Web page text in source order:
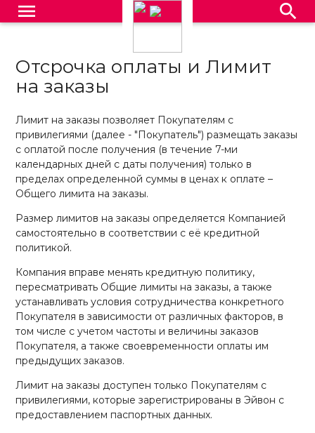
menu search
Отсрочка оплаты и Лимит
на заказы
Лимит на заказы позволяет Покупателям с
привилегиями (далее - "Покупатель") размещать заказы
с оплатой после получения (в течение 7-ми
календарных дней с даты получения) только в
пределах определенной суммы в ценах к оплате –
Общего лимита на заказы.
Размер лимитов на заказы определяется Компанией
самостоятельно в соответствии с её кредитной
политикой.
Компания вправе менять кредитную политику,
пересматривать Общие лимиты на заказы, а также
устанавливать условия сотрудничества конкретного
Покупателя в зависимости от различных факторов, в
том числе с учетом частоты и величины заказов
Покупателя, а также своевременности оплаты им
предыдущих заказов.
Лимит на заказы доступен только Покупателям с
привилегиями, которые зарегистрированы в Эйвон с
предоставлением паспортных данных.